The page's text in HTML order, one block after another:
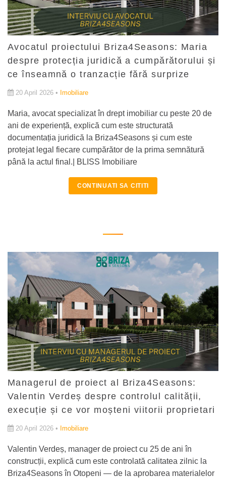
Avocatul proiectului Briza4Seasons: Maria
despre protecția juridică a cumpărătorului și
ce înseamnă o tranzacție fără surprize
20 April 2026 • Imobiliare
Maria, avocat specializat în drept imobiliar cu peste 20 de
ani de experiență, explică cum este structurată
documentația juridică la Briza4Seasons și cum este
protejat legal fiecare cumpărător de la prima semnătură
până la actul final.| BLISS Imobiliare
CONTINUATI SA CITITI
Managerul de proiect al Briza4Seasons:
Valentin Verdeș despre controlul calității,
execuție și ce vor moșteni viitorii proprietari
20 April 2026 • Imobiliare
Valentin Verdeș, manager de proiect cu 25 de ani în
construcții, explică cum este controlată calitatea zilnic la
Briza4Seasons în Otopeni — de la aprobarea materialelor